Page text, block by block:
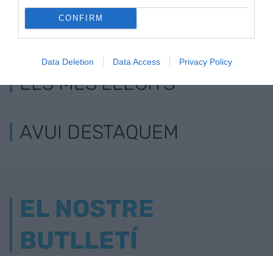
CONFIRM
Data Deletion Data Access Privacy Policy
ELS MÉS LLEGITS
AVUI DESTAQUEM
EL NOSTRE
BUTLLETÍ